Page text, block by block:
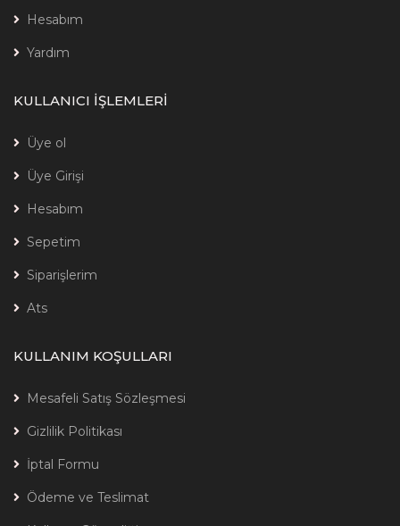
Hesabım
Yardım
KULLANICI İŞLEMLERİ
Üye ol
Üye Girişi
Hesabım
Sepetim
Siparişlerim
Ats
KULLANIM KOŞULLARI
Mesafeli Satış Sözleşmesi
Gizlilik Politikası
İptal Formu
Ödeme ve Teslimat